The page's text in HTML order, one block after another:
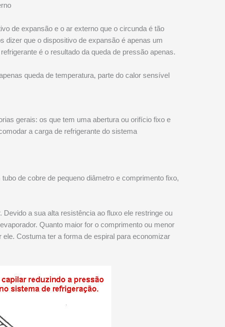
de expansão e o ar externo que o circunda é tão
dizer que o dispositivo de expansão é apenas um
é o resultado da queda de pressão apenas.
queda de temperatura, parte do calor sensível
gerais: os que tem uma abertura ou orifício fixo e
a carga de refrigerante do sistema
de cobre de pequeno diâmetro e comprimento fixo,
a sua alta resistência ao fluxo ele restringe ou
Quanto maior for o comprimento ou menor
Costuma ter a forma de espiral para economizar